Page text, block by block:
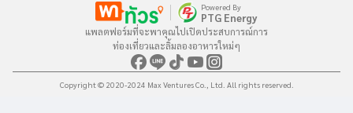
Powered By
PTG Energy
แพลตฟอร์มที่จะพาคุณไปเปิดประสบการณ์การ
ท่องเที่ยวและลิ้มลองอาหารใหม่ๆ
Copyright © 2020-2024 Max Ventures Co., Ltd. All rights reserved.